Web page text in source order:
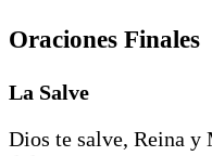
Oraciones Finales
La Salve
Dios te salve, Reina y